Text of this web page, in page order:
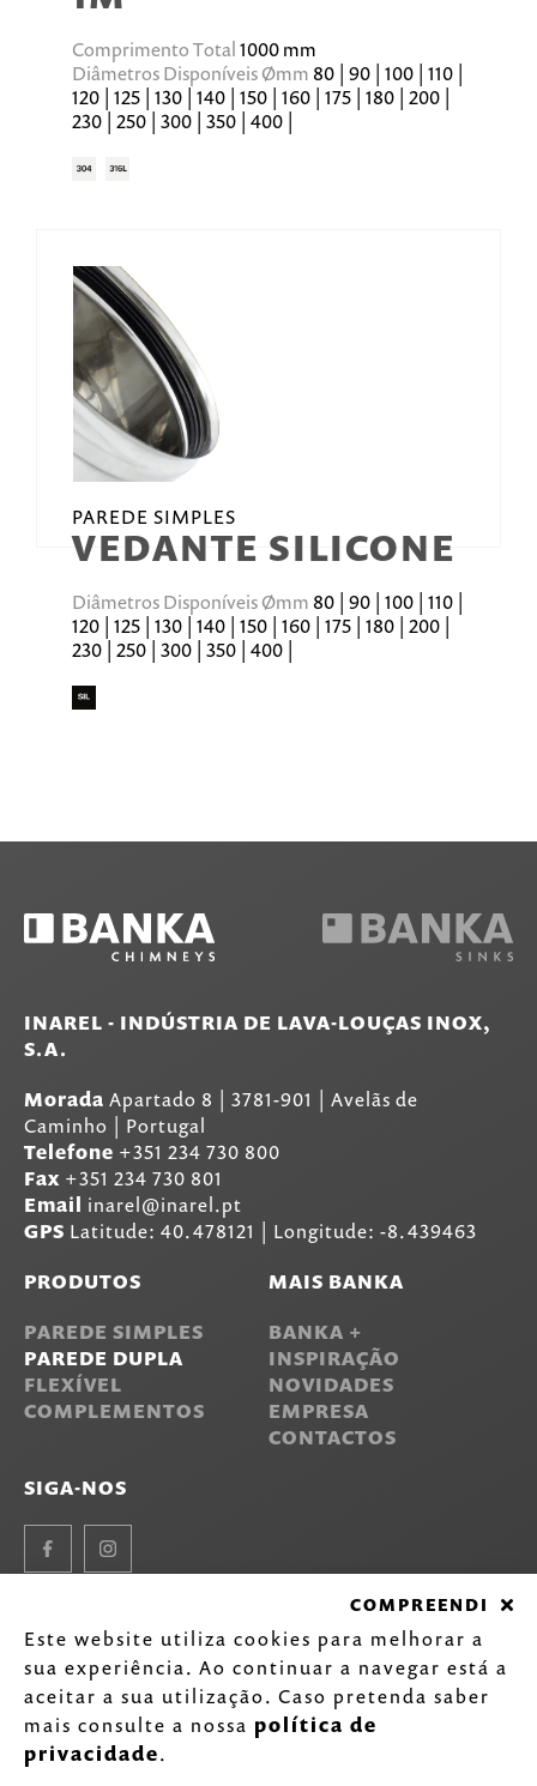
Comprimento Total1000 mm
Diâmetros Disponíveis Ømm 80 | 90 | 100 | 110 |
120 | 125 | 130 | 140 | 150 | 160 | 175 | 180 | 200 |
230 | 250 | 300 | 350 | 400 |
PAREDE SIMPLES
VEDANTE SILICONE
Diâmetros Disponíveis Ømm 80 | 90 | 100 | 110 |
120 | 125 | 130 | 140 | 150 | 160 | 175 | 180 | 200 |
230 | 250 | 300 | 350 | 400 |
INAREL - INDÚSTRIA DE LAVA-LOUÇAS INOX,
S.A.
Morada Apartado 8 3781-901
Avelãs de
Caminho | Portugal
Telefone +351 234 730 800
Fax +351 234 730 801
Email inarel@inarel.pt
GPS Latitude: 40.478121 | Longitude: -8.439463
PRODUTOS
PAREDE SIMPLES
PAREDE DUPLA
FLEXÍVEL
COMPLEMENTOS
MAIS BANKA
BANKA +
INSPIRAÇÃO
NOVIDADES
EMPRESA
CONTACTOS
SIGA-NOS
FacebookInstagram
2020-2026 Inarel - Indústria de Lava-louças Inox, S.A.
Todos os direitos reservados.Política de Privacidade
by
COMPREENDI
Este website utiliza cookies para melhorar a
sua experiência. Ao continuar a navegar está a
aceitar a sua utilização. Caso pretenda saber
mais consulte a nossa política de
privacidade.